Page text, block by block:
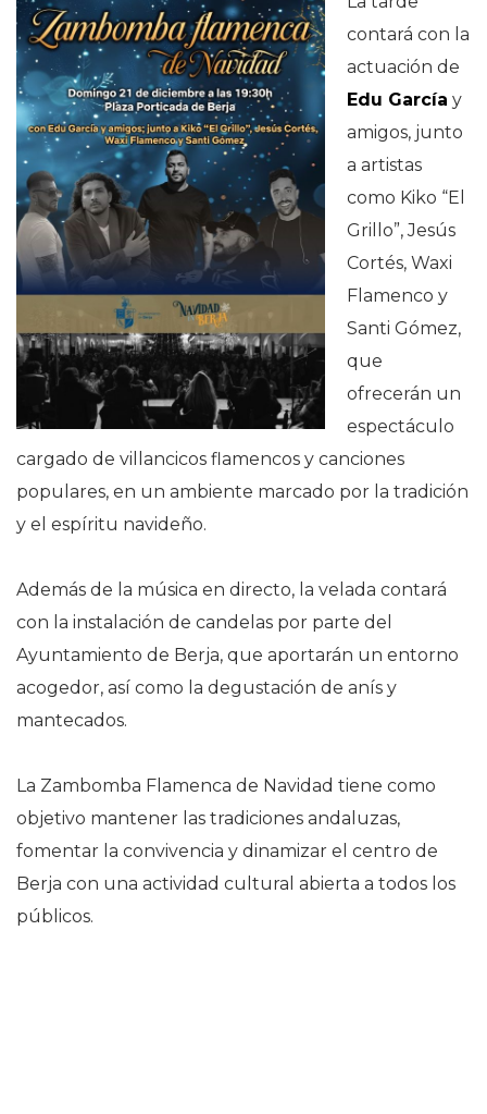
contará con la
actuación de
Edu García y
amigos, junto
a artistas
como Kiko “El
Grillo”, Jesús
Cortés, Waxi
Flamenco y
Santi Gómez,
que
ofrecerán un
espectáculo
cargado de villancicos flamencos y canciones
populares, en un ambiente marcado por la tradición
y el espíritu navideño.
Además de la música en directo, la velada contará
con la instalación de candelas por parte del
Ayuntamiento de Berja, que aportarán un entorno
acogedor, así como la degustación de anís y
mantecados.
La Zambomba Flamenca de Navidad tiene como
objetivo mantener las tradiciones andaluzas,
fomentar la convivencia y dinamizar el centro de
Berja con una actividad cultural abierta a todos los
públicos.